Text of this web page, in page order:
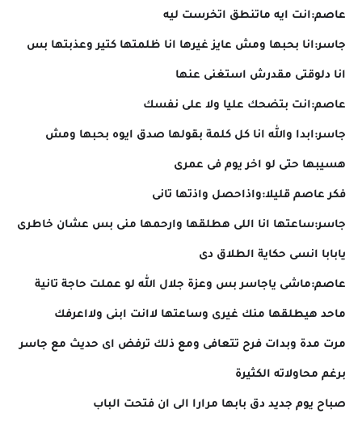
عاصم:انت ايه ماتنطق اتخرست ليه
جاسر:انا بحبها ومش عايز غيرها انا ظلمتها كتير وعذبتها بس
انا دلوقتى مقدرش استغنى عنها
عاصم:انت بتضحك عليا ولا على نفسك
جاسر:ابدا والله انا كل كلمة بقولها صدق ايوه بحبها ومش
هسيبها حتى لو اخر يوم فى عمرى
فكر عاصم قليلا:واذاحصل واذتها تانى
جاسر:ساعتها انا اللى هطلقها وارحمها منى بس عشان خاطرى
يابابا انسى حكاية الطلاق دى
عاصم:ماشى ياجاسر بس وعزة جلال الله لو عملت حاجة تانية
ماحد هيطلقها منك غيرى وساعتها لاانت ابنى ولااعرفك
مرت مدة وبدات فرح تتعافى ومع ذلك ترفض اى حديث مع جاسر
برغم محاولاته الكثيرة
صباح يوم جديد دق بابها مرارا الى ان فتحت الباب